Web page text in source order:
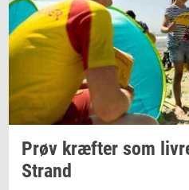
Prøv kræf­ter som
Strand